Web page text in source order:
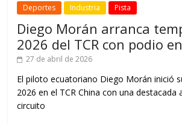
Deportes Industria Pista
Diego Morán arranca
2026 del TCR con podio
27 de abril de 2026
El piloto ecuatoriano Diego Morán inició
2026 en el TCR China con una destacada
circuito